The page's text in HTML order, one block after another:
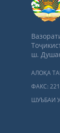
ш.
АЛОҚА
ФАКС:
ШУЪБАИ